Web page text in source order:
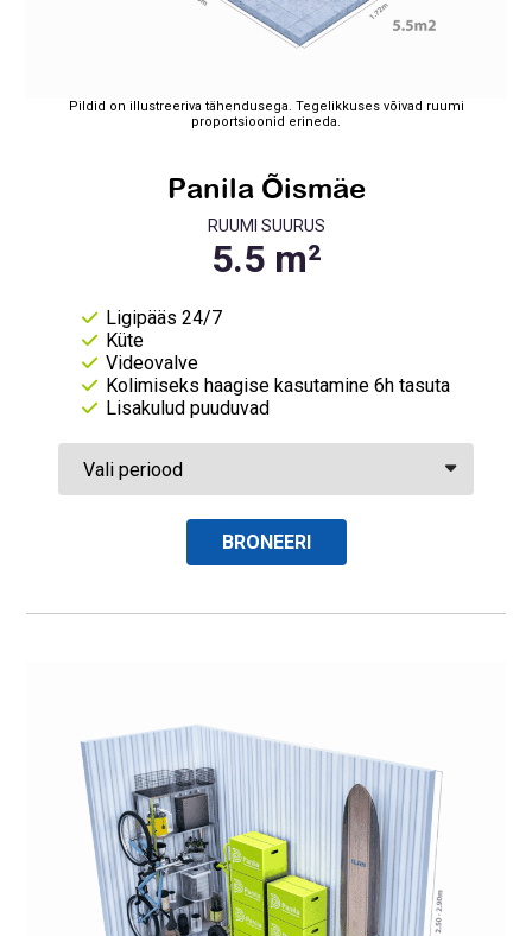
Pildid on illustreeriva tähendusega. Tegelikkuses võivad ruumi
proportsioonid erineda.
Panila Õismäe
RUUMI SUURUS
Ligipääs 24/7
Küte
Videovalve
Kolimiseks haagise kasutamine 6h tasuta
Lisakulud puuduvad
BRONEERI